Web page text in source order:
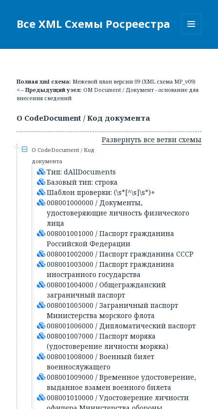
Все XML Схемы Росреестра
Полная xml схема: Межевой план версии 09 (XML схема MP_v09)
<-- Предыдущий узел: ОМ Document / Документ - основание для
внесения сведений
О CodeDocument / Код документа
Развернуть все ветви схемы
О CodeDocument / Код
документа
Тип: dAllDocuments
Базовый тип: строка
Шаблон проверки: (\s*[^\s]\s*)+
008001000000 / Документы,
удостоверяющие личность физического
лица
008001001000 / Паспорт гражданина
Российской Федерации
008001002000 / Паспорт гражданина СССР
008001003000 / Паспорт гражданина
иностранного государства
008001004000 / Общегражданский
заграничный паспорт
008001005000 / Заграничный паспорт
Министерства морского флота
008001006000 / Дипломатический паспорт
008001007000 / Паспорт моряка
(удостоверение личности моряка)
008001008000 / Военный билет
военнослужащего
008001009000 / Временное удостоверение,
выданное взамен военного билета
008001010000 / Удостоверение личности